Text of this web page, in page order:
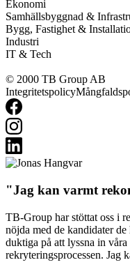
Ekonomi
Samhällsbyggnad &
Bygg, Fastighet &
Industri
IT & Tech
© 2000 TB Group AB
Integritetspolicy
Jag kan varmt
TB-Group har stöttat oss i
nöjda med de kandidater
duktiga på att lyssna in
rekryteringsprocessen. Jag